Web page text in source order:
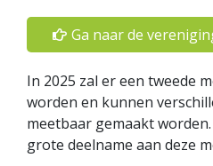
Ga naar de
In 2025 zal er een tweede
worden en kunnen
meetbaar gemaakt
grote deelname aan deze